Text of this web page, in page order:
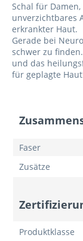
Schal für
unverzichtbares
erkrankter Haut.
Gerade bei
schwer zu
und das
für geplagte
Faser
Zusätze
Produktklasse